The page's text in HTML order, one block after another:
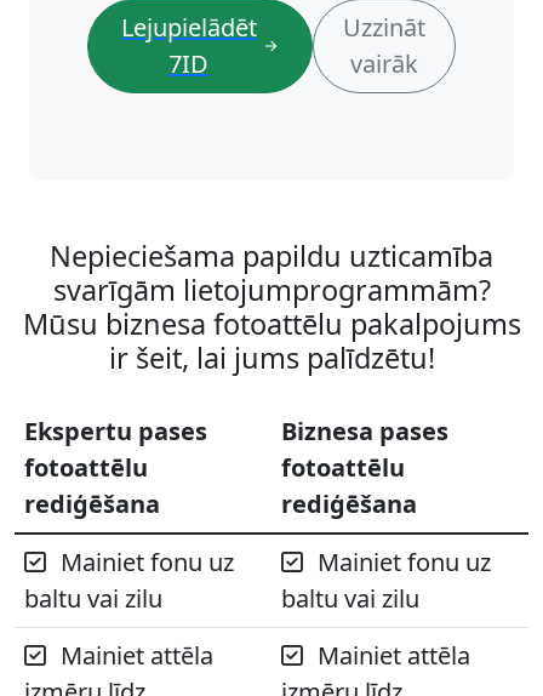
Lejupielādēt
7ID
Uzzināt
vairāk
Nepieciešama papildu uzticamība
svarīgām lietojumprogrammām?
Mūsu biznesa fotoattēlu pakalpojums
ir šeit, lai jums palīdzētu!
Ekspertu pases
fotoattēlu
rediģēšana
Biznesa pases
fotoattēlu
rediģēšana
Mainiet fonu uz
baltu vai zilu
Mainiet fonu uz
baltu vai zilu
Mainiet attēla
Mainiet attēla